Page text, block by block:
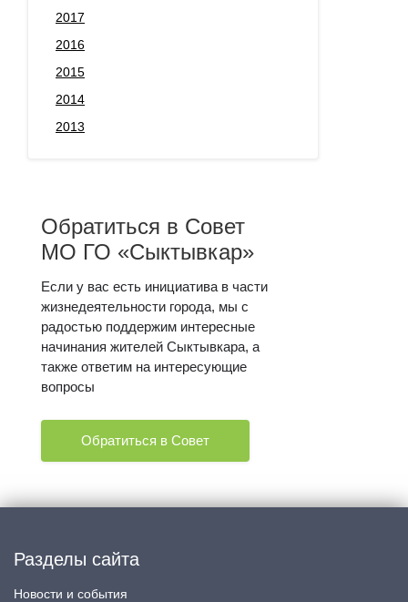
2017
2016
2015
2014
2013
Обратиться в Совет
МО ГО «Сыктывкар»
Если у вас есть инициатива в части
жизнедеятельности города, мы с
радостью поддержим интересные
начинания жителей Сыктывкара, а
также ответим на интересующие
вопросы
Обратиться в Совет
Разделы сайта
Новости и события